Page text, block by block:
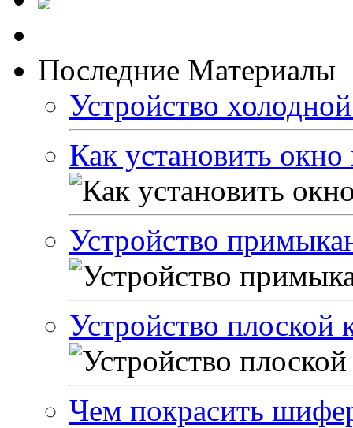
Последние Материалы
Устройство
Как установить
Устройство
Устройство плоской
Чем покрасить